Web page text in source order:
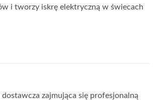
i tworzy iskrę elektryczną w świecach
zajmująca się profesjonalną